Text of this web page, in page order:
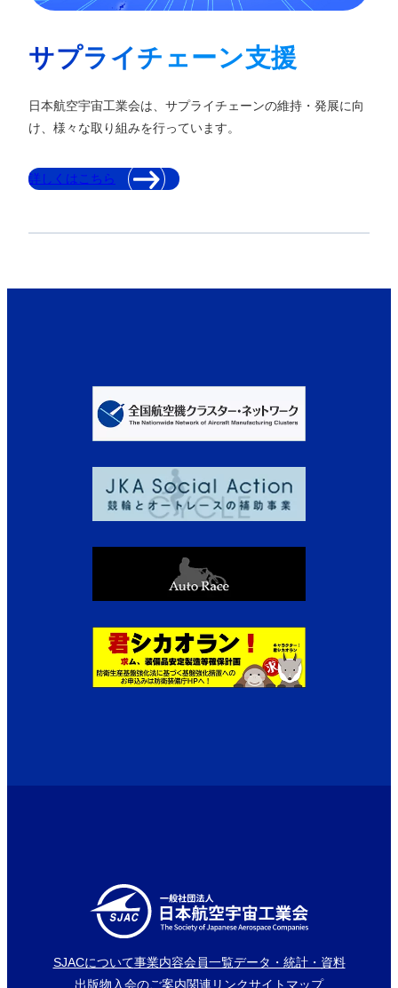
サプライチェーン支援
日本航空宇宙工業会は、サプライチェーンの維持・発展に向
け、様々な取り組みを行っています。
詳しくはこちら
SJACについて事業内容会員一覧データ・統計・資料
出版物 入会のご案内関連リンクサイトマップ